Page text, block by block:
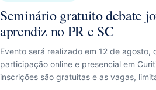
Seminário gratuito debate
aprendiz no PR e SC
Evento será realizado em 12 de agosto,
participação online e presencial em
inscrições são gratuitas e as vagas,